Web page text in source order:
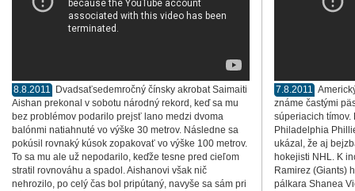
8.8.2011
Dvadsaťsedemročný čínsky akrobat Saimaiti
Aishan prekonal v sobotu národný rekord, keď sa mu
bez problémov podarilo prejsť lano medzi dvoma
balónmi natiahnuté vo výške 30 metrov. Následne sa
pokúsil rovnaký kúsok zopakovať vo výške 100 metrov.
To sa mu ale už nepodarilo, keďže tesne pred cieľom
stratil rovnováhu a spadol. Aishanovi však nič
nehrozilo, po celý čas bol pripútaný, navyše sa sám pri
7.8.2011
známe častými
súperiacich tímov.
Philadelphia
ukázal, že aj
hokejisti NHL. K
Ramirez (Giants)
pálkara Shanea